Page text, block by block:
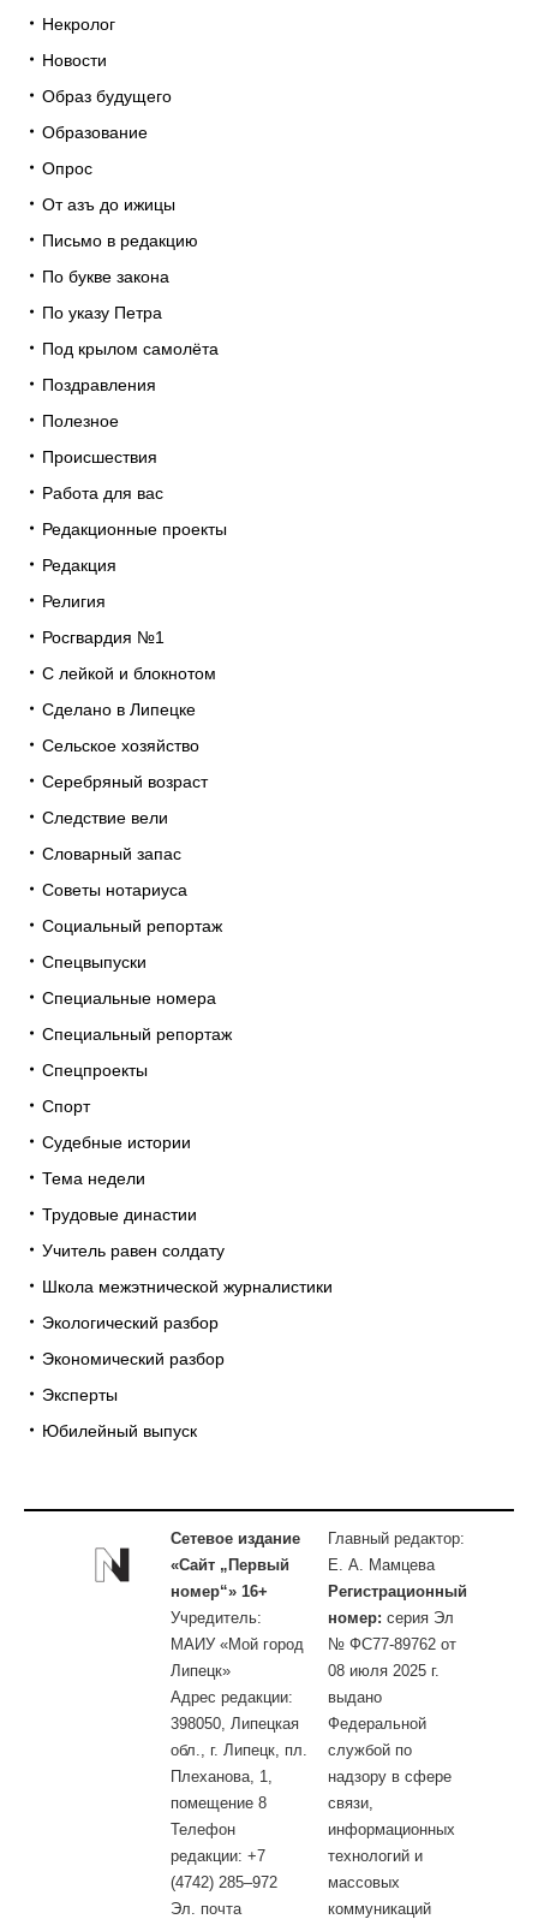
Некролог
Новости
Образ будущего
Образование
Опрос
От азъ до ижицы
Письмо в редакцию
По букве закона
По указу Петра
Под крылом самолёта
Поздравления
Полезное
Происшествия
Работа для вас
Редакционные проекты
Редакция
Религия
Росгвардия №1
С лейкой и блокнотом
Сделано в Липецке
Сельское хозяйство
Серебряный возраст
Следствие вели
Словарный запас
Советы нотариуса
Социальный репортаж
Спецвыпуски
Специальные номера
Специальный репортаж
Спецпроекты
Спорт
Судебные истории
Тема недели
Трудовые династии
Учитель равен солдату
Школа межэтнической журналистики
Экологический разбор
Экономический разбор
Эксперты
Юбилейный выпуск
Сетевое издание
«Сайт „Первый
номер“» 16+
Учредитель:
МАИУ «Мой город
Липецк»
Адрес редакции:
398050, Липецкая
обл., г. Липецк, пл.
Плеханова, 1,
помещение 8
Телефон
редакции: +7
(4742) 285–972
Эл. почта
Главный редактор:
Е. А. Мамцева
Регистрационный
номер: серия Эл
№ ФС77-89762 от
08 июля 2025 г.
выдано
Федеральной
службой по
надзору в сфере
связи,
информационных
технологий и
массовых
коммуникаций